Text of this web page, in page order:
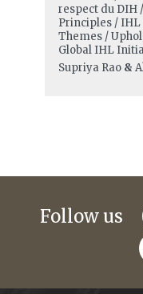
respect du DIH
Principles / IHL
Themes /
Global IHL
Supriya Rao&
Follow us